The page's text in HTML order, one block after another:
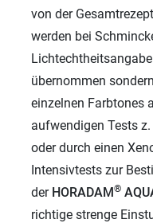
von der
werden bei
übernommen
einzelnen Farbtones
aufwendigen Tests
oder durch einen
Intensivtests zur
der HORADAM®
richtige strenge